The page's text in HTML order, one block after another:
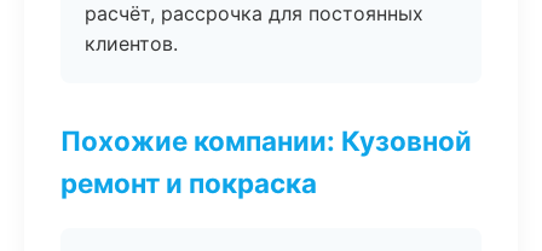
расчёт, рассрочка для постоянных
клиентов.
Похожие компании: Кузовной
ремонт и покраска